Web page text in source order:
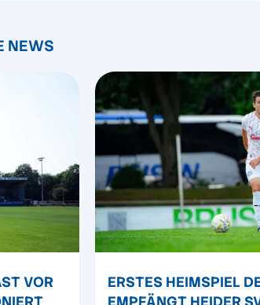
NEWS
VOR
ERSTES HEIMSPIEL
EMPFÄNGT HEIDER